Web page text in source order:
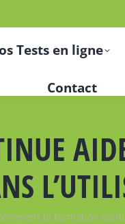
Tests en ligne
Contact
la formation